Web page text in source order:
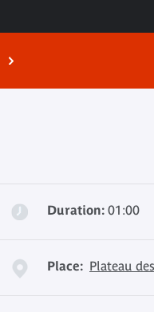
Duration: 01:00
Place: Plateau